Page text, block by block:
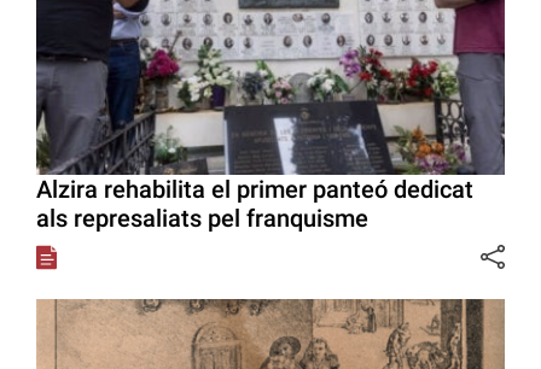
Alzira rehabilita el primer panteó dedicat
als represaliats pel franquisme